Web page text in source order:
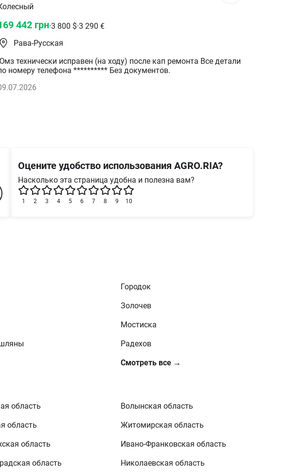
442 грн·3 800 $·3 290 €
Рава-Русская
технически исправен (на ходу) после кап ремонта Все детали
номеру телефона ********** Без документов.
Оцените удобство использования AGRO.RIA?
Насколько эта страница удобна и полезна вам?
10
9
8
7
6
5
4
3
2
1
Городок
Золочев
Мостиска
Радехов
Смотреть все →
область Волынская область
область Житомирская область
область Ивано-Франковская область
область Николаевская область